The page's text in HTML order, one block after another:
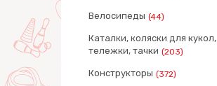
Велосипеды (44)
Каталки, коляски для кукол,
тележки, тачки (203)
Конструкторы (372)